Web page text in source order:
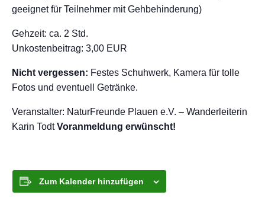
geeignet für Teilnehmer mit Gehbehinderung)
Gehzeit: ca. 2 Std.
Unkostenbeitrag: 3,00 EUR
Nicht vergessen: Festes Schuhwerk, Kamera für tolle
Fotos und eventuell Getränke.
Veranstalter: NaturFreunde Plauen e.V. – Wanderleiterin
Karin TodtVoranmeldung erwünscht!
Zum Kalender hinzufügen